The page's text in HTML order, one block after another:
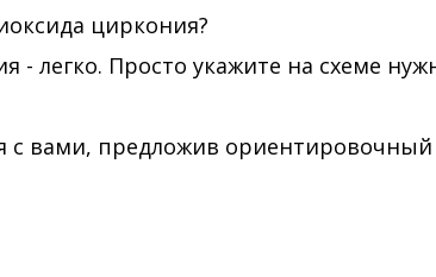
циркония?
- легко. Просто укажите на схеме
вами, предложив